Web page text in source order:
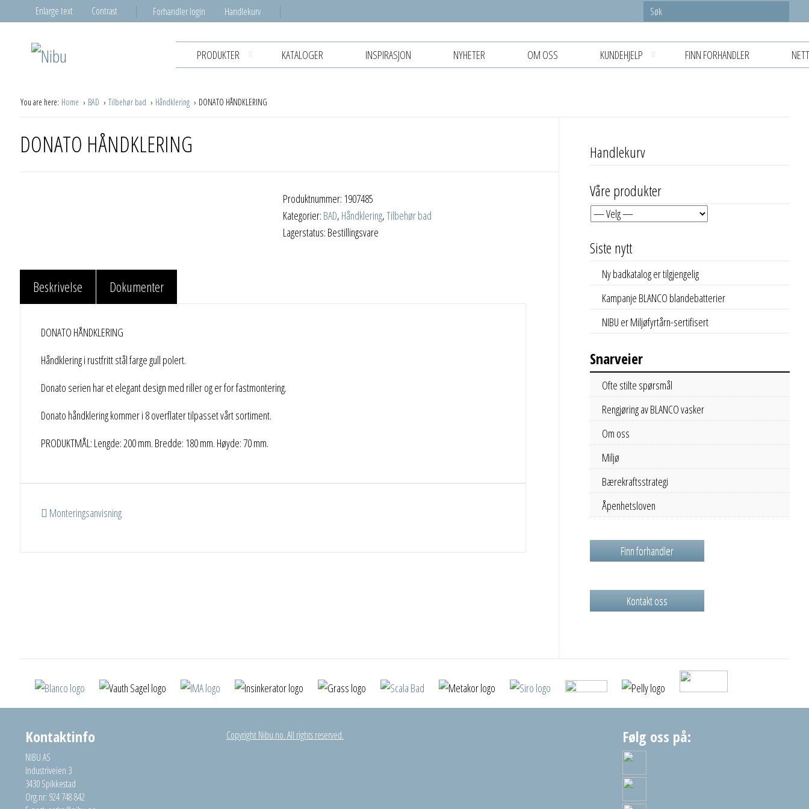
Enlarge text Contrast Forhandler login Handlekurv
PRODUKTER KATALOGER INSPIRASJON NYHETER OM OSS KUNDEHJELP FINN FORHANDLER
You are here: Home BAD Tilbehør bad Håndklering DONATO HÅNDKLERING
DONATO HÅNDKLERING
Produktnummer: 1907485
Kategorier: BAD, Håndklering,Tilbehør bad
Lagerstatus: Bestillingsvare
Beskrivelse Dokumenter
DONATO HÅNDKLERING
Håndklering i rustfritt stål farge gull polert.
Donato serien har et elegant design med riller og er for fastmontering.
Donato håndklering kommer i 8 overflater tilpasset vårt sortiment.
PRODUKTMÅL: Lengde: 200 mm. Bredde: 180 mm. Høyde: 70 mm.
Monteringsanvisning
Handlekurv
Våre produkter
Siste nytt
Ny badkatalog er tilgjengelig
Kampanje BLANCO blandebatterier
NIBU er Miljøfyrtårn-sertifisert
Snarveier
Ofte stilte spørsmål
Rengjøring av BLANCO vasker
Om oss
Miljø
Bærekraftsstrategi
Åpenhetsloven
Finn forhandler
Kontakt oss
Kontaktinfo
NIBU AS
Industriveien 3
3430 Spikkestad
Org.nr: 924 748 842
Copyright Nibu.no. All rights reserved. Følg oss på: